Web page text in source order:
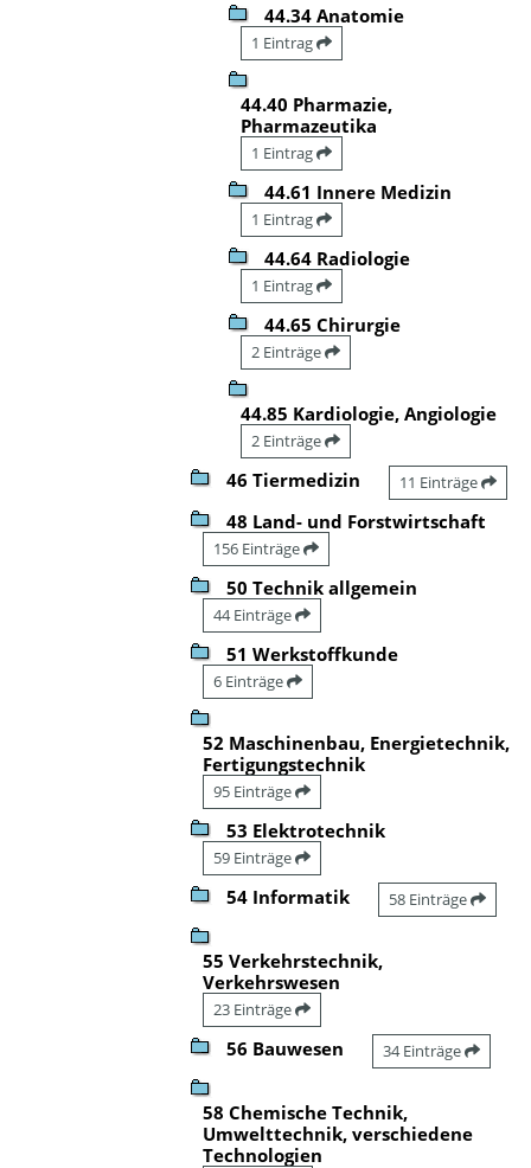
44.34 Anatomie
1 Eintrag
44.40 Pharmazie,
Pharmazeutika
1 Eintrag
44.61 Innere Medizin
1 Eintrag
44.64 Radiologie
1 Eintrag
44.65 Chirurgie
2 Einträge
44.85 Kardiologie, Angiologie
2 Einträge
46 Tiermedizin 11 Einträge
48 Land- und Forstwirtschaft
156 Einträge
50 Technik allgemein
44 Einträge
51 Werkstoffkunde
6 Einträge
52 Maschinenbau, Energietechnik,
Fertigungstechnik
95 Einträge
53 Elektrotechnik
59 Einträge
54 Informatik 58 Einträge
55 Verkehrstechnik,
Verkehrswesen
23 Einträge
56 Bauwesen 34 Einträge
58 Chemische Technik,
Umwelttechnik, verschiedene
Technologien